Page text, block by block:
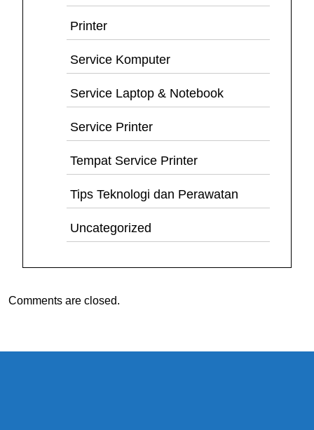
Printer
Service Komputer
Service Laptop & Notebook
Service Printer
Tempat Service Printer
Tips Teknologi dan Perawatan
Uncategorized
Comments are closed.